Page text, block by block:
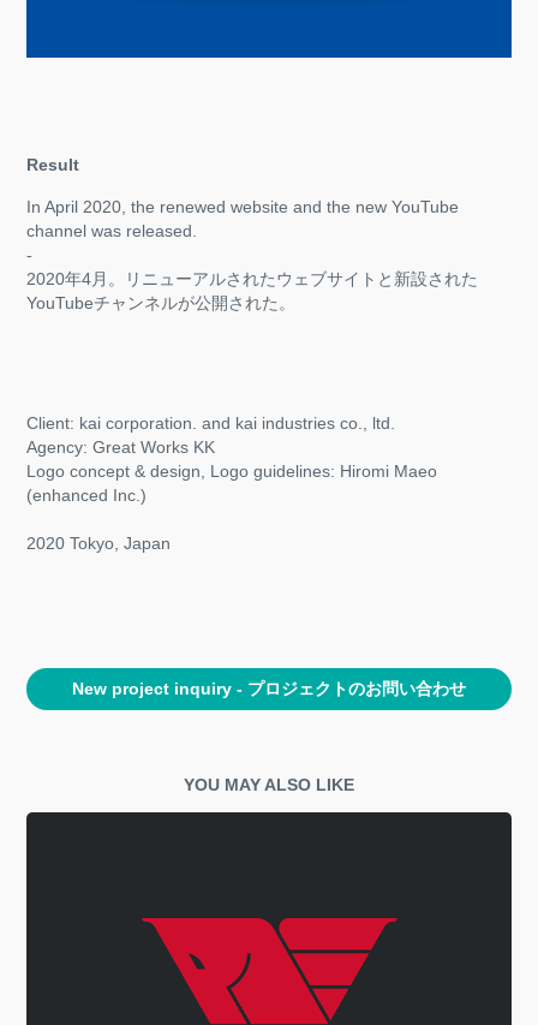
Result
In April 2020, the renewed website and the new YouTube
channel was released.​​​​​​​
-
2020年4月。リニューアルされたウェブサイトと新設された
YouTubeチャンネルが公開された。
Client: kai corporation. and kai industries co., ltd.
Agency: Great Works KK
Logo concept & design, Logo guidelines: Hiromi Maeo
(enhanced Inc.)
2020 Tokyo, Japan
New project inquiry - プロジェクトのお問い合わせ
YOU MAY ALSO LIKE